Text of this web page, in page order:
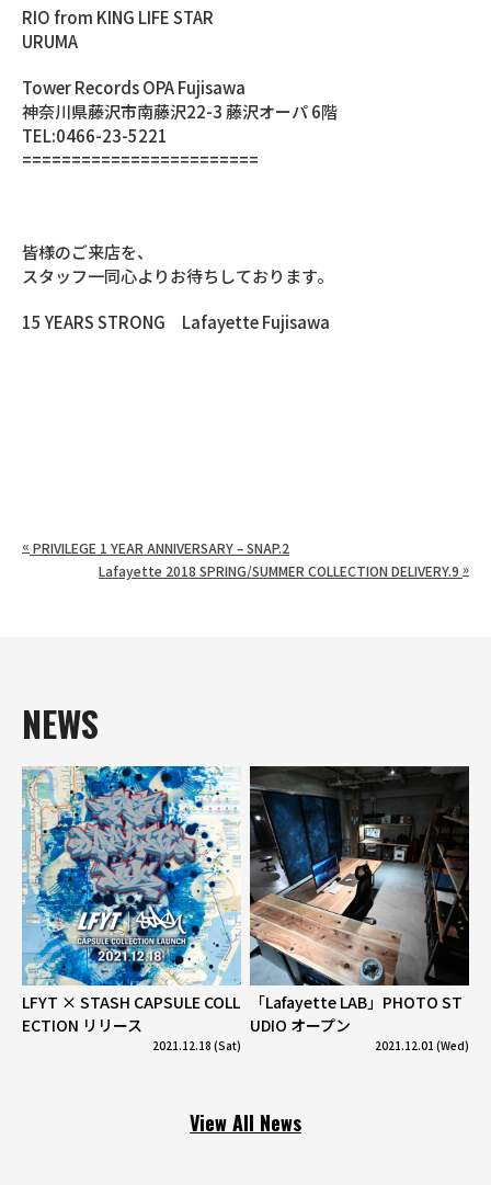
RIO from KING LIFE STAR
URUMA
Tower Records OPA Fujisawa
神奈川県藤沢市南藤沢22-3 藤沢オーパ 6階
TEL:0466-23-5221
========================
皆様のご来店を、
スタッフ一同心よりお待ちしております。
15 YEARS STRONG Lafayette Fujisawa
« PRIVILEGE 1 YEAR ANNIVERSARY – SNAP.2
Lafayette 2018 SPRING/SUMMER COLLECTION DELIVERY.9 »
NEWS
LFYT × STASH CAPSULE COLL
ECTION リリース
2021.12.18 (Sat)
「Lafayette LAB」PHOTO ST
UDIO オープン
2021.12.01 (Wed)
View All News